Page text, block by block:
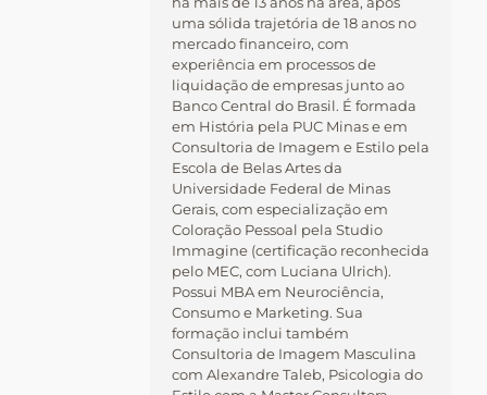
uma sólida trajetória de 18 anos no
mercado financeiro, com
experiência em processos de
liquidação de empresas junto ao
Banco Central do Brasil. É formada
em História pela PUC Minas e em
Consultoria de Imagem e Estilo pela
Escola de Belas Artes da
Universidade Federal de Minas
Gerais, com especialização em
Coloração Pessoal pela Studio
Immagine (certificação reconhecida
pelo MEC, com Luciana Ulrich).
Possui MBA em Neurociência,
Consumo e Marketing. Sua
formação inclui também
Consultoria de Imagem Masculina
com Alexandre Taleb, Psicologia do